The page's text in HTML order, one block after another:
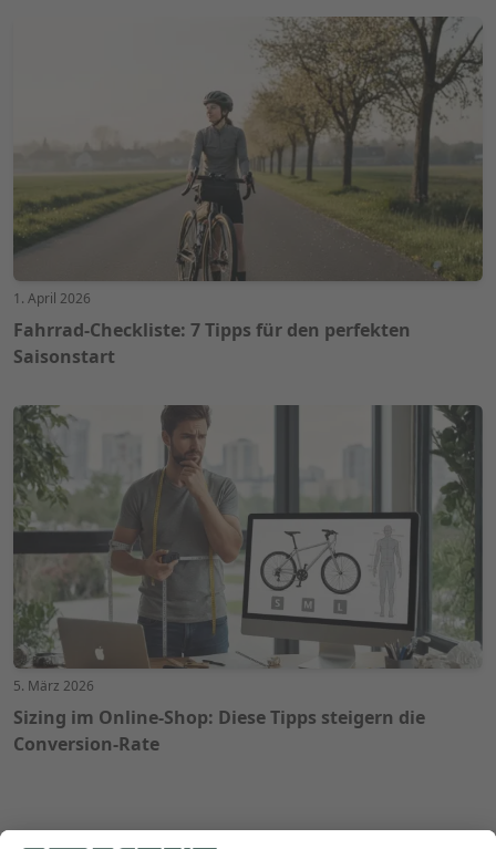
1. April 2026
Fahrrad-Checkliste: 7 Tipps für den perfekten
Saisonstart
5. März 2026
Sizing im Online-Shop: Diese Tipps steigern die
Conversion-Rate